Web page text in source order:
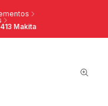
Makita